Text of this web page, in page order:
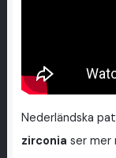
Nederländska
zirconia ser mer